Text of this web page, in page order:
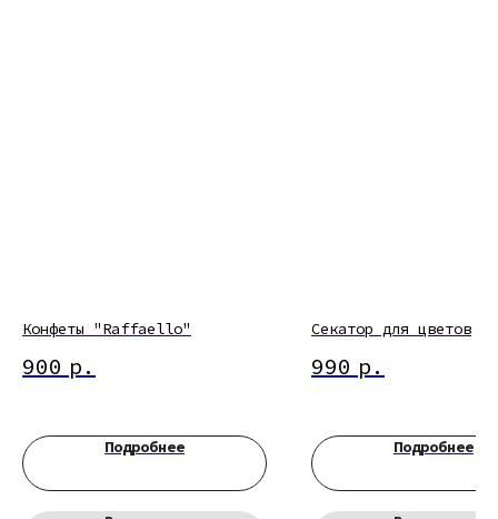
Конфеты "Raffaello"
900 р.
Подробнее
Секатор для цветов
990 р.
Подробнее